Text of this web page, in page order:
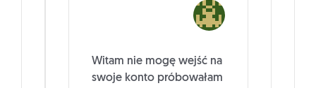
Witam nie mogę wejść na
swoje konto próbowałam